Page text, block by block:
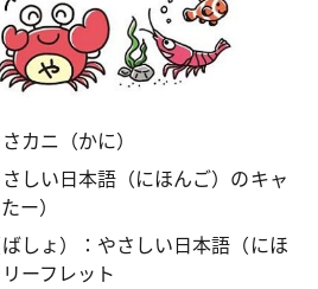
カニ（かに）
しい日本語（にほんご）のキャ
ー）
しょ）：やさしい日本語（にほ
ーフレット